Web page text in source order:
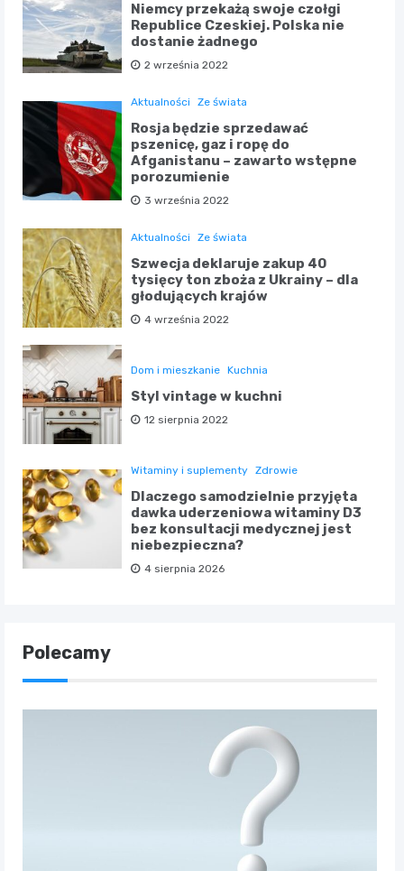
Niemcy przekażą swoje czołgi
Republice Czeskiej. Polska nie
dostanie żadnego
2 września 2022
Aktualności Ze świata
Rosja będzie sprzedawać
pszenicę, gaz i ropę do
Afganistanu – zawarto wstępne
porozumienie
3 września 2022
Aktualności Ze świata
Szwecja deklaruje zakup 40
tysięcy ton zboża z Ukrainy – dla
głodujących krajów
4 września 2022
Dom i mieszkanie Kuchnia
Styl vintage w kuchni
12 sierpnia 2022
Witaminy i suplementy Zdrowie
Dlaczego samodzielnie przyjęta
dawka uderzeniowa witaminy D3
bez konsultacji medycznej jest
niebezpieczna?
4 sierpnia 2026
Polecamy